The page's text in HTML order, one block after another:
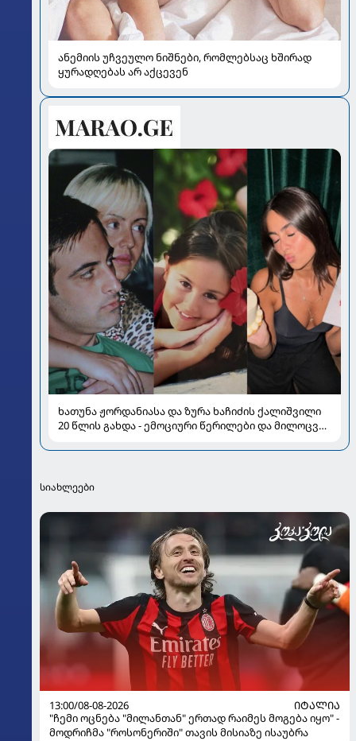
ანემიის უჩვეულო ნიშნები, რომლებსაც ხშირად
ყურადღებას არ აქცევენ
ხათუნა ჟორდანიასა და ზურა ხაჩიძის ქალიშვილი
20 წლის გახდა - ემოციური წერილები და მილოცვა
სიახლეები
13:00/08-08-2026
ᲘᲢᲐᲚᲘᲐ
"ჩემი ოცნება "მილანთან" ერთად რაიმეს მოგება იყო" -
მოდრიჩმა "როსონერიში" თავის მისიაზე ისაუბრა